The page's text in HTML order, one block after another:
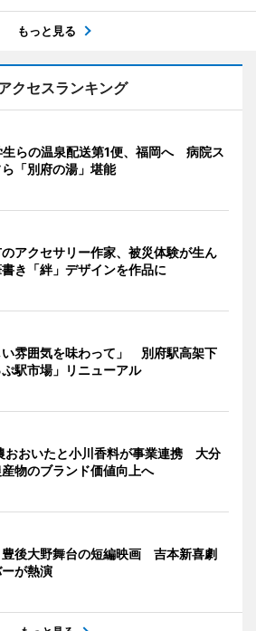
もっと見る
クセスランキング
生らの温泉配送第1便、福岡へ 病院ス
「別府の湯」堪能
アクセサリー作家、被災体験が生ん
き「絆」デザインを作品に
い雰囲気を味わって」 別府駅高架下
ぷ駅市場」リニューアル
おおいたと小川香料が事業連携 大分
物のブランド価値向上へ
豊後大野舞台の短編映画 吉本新喜劇
ーが熱演